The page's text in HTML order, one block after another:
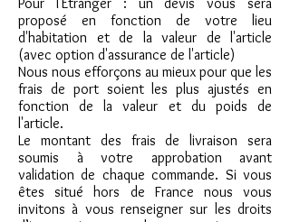
proposé en fonction de votre lieu
d'habitation et de la valeur de l'article
(avec option d'assurance de l'article)
Nous nous efforçons au mieux pour que les
frais de port soient les plus ajustés en
fonction de la valeur et du poids de
l'article.
Le montant des frais de livraison sera
soumis à votre approbation avant
validation de chaque commande. Si vous
êtes situé hors de France nous vous
invitons à vous renseigner sur les droits